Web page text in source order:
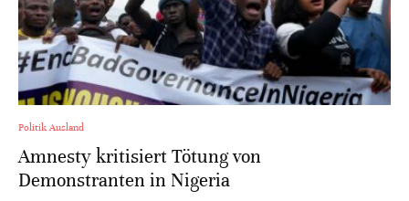
Politik Ausland
Amnesty kritisiert Tötung von
Demonstranten in Nigeria